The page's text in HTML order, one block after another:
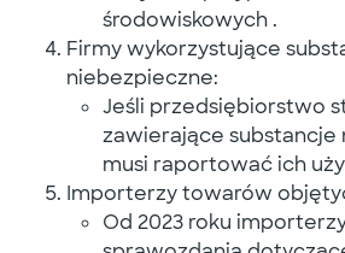
środowiskowych .
Firmy wykorzystujące
niebezpieczne:
Jeśli przedsiębiorstwo
zawierające substancje
musi raportować ich
Importerzy towarów
Od 2023 roku